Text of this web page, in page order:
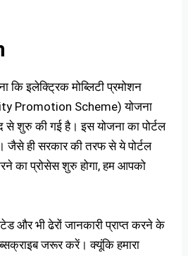
इलेक्ट्रिक मोब्लिटी प्रमोशन
Promotion Scheme) योजना
शुरु की गई है। इस योजना का पोर्टल
जैसे ही सरकार की तरफ से ये पोर्टल
का प्रोसेस शुरु होगा, हम आपको
और भी ढेरों जानकारी प्राप्त करने के
जरूर करें। क्यूंकि हमारा